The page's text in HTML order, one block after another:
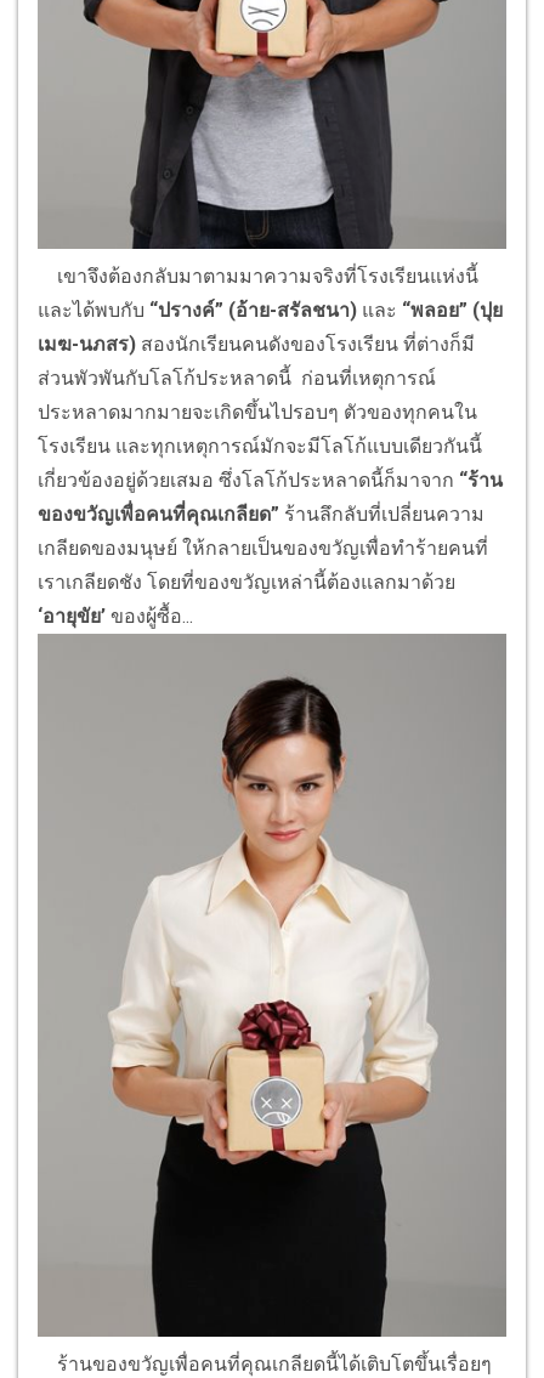
เขาจึงต้องกลับมาตามมาความจริงที่โรงเรียนแห่งนี้
และได้พบกับ “ปรางค์” (อ้าย-สรัลชนา) และ “พลอย” (ปุย
เมฆ-นภสร) สองนักเรียนคนดังของโรงเรียน ที่ต่างก็มี
ส่วนพัวพันกับโลโก้ประหลาดนี้ ก่อนที่เหตุการณ์
ประหลาดมากมายจะเกิดขึ้นไปรอบๆ ตัวของทุกคนใน
โรงเรียน และทุกเหตุการณ์มักจะมีโลโก้แบบเดียวกันนี้
เกี่ยวข้องอยู่ด้วยเสมอ ซึ่งโลโก้ประหลาดนี้ก็มาจาก “ร้าน
ของขวัญเพื่อคนที่คุณเกลียด” ร้านลึกลับที่เปลี่ยนความ
เกลียดของมนุษย์ ให้กลายเป็นของขวัญเพื่อทําร้ายคนที่
เราเกลียดชัง โดยที่ของขวัญเหล่านี้ต้องแลกมาด้วย
‘อายุขัย’ ของผู้ซื้อ...
ร้านของขวัญเพื่อคนที่คุณเกลียดนี้ได้เติบโตขึ้นเรื่อยๆ